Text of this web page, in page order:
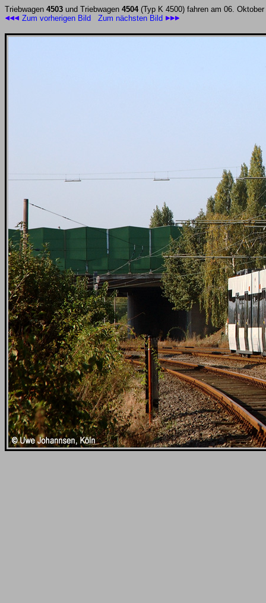
Triebwagen 4503 und Triebwagen 4504(Typ K 4500) fahren am 06.
Zum vorherigen Bild
Zum nächsten Bild